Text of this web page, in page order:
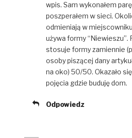
wpis. Sam wykonałem
poszperałem w sieci.
odmieniają w
używa formy “Niewieszu”.
stosuje formy zamiennie
osoby piszącej dany
na oko) 50/50. Okazało
pojęcia gdzie buduję dom.
Odpowiedz